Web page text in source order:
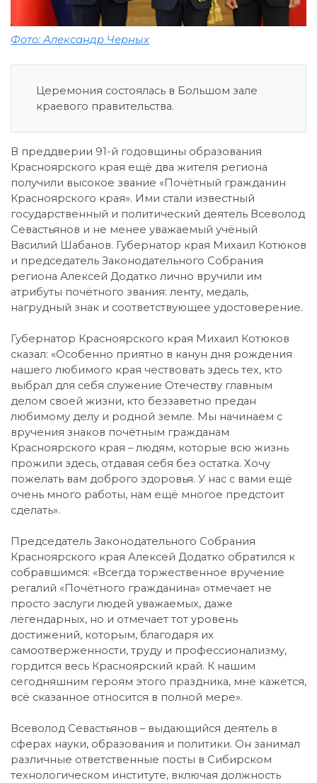
Фото: Александр Черных
Церемония состоялась в Большом зале
краевого правительства.
В преддверии 91-й годовщины образования
Красноярского края ещё два жителя региона
получили высокое звание «Почётный гражданин
Красноярского края». Ими стали известный
государственный и политический деятель Всеволод
Севастьянов и не менее уважаемый учёный
Василий Шабанов. Губернатор края Михаил Котюков
и председатель Законодательного Собрания
региона Алексей Додатко лично вручили им
атрибуты почётного звания: ленту, медаль,
нагрудный знак и соответствующее удостоверение.
Губернатор Красноярского края Михаил Котюков
сказал: «Особенно приятно в канун дня рождения
нашего любимого края чествовать здесь тех, кто
выбрал для себя служение Отечеству главным
делом своей жизни, кто беззаветно предан
любимому делу и родной земле. Мы начинаем с
вручения знаков почётным гражданам
Красноярского края – людям, которые всю жизнь
прожили здесь, отдавая себя без остатка. Хочу
пожелать вам доброго здоровья. У нас с вами ещё
очень много работы, нам ещё многое предстоит
сделать».
Председатель Законодательного Cобрания
Красноярского края Алексей Додатко обратился к
собравшимся: «Всегда торжественное вручение
регалий «Почётного гражданина» отмечает не
просто заслуги людей уважаемых, даже
легендарных, но и отмечает тот уровень
достижений, которым, благодаря их
самоотверженности, труду и профессионализму,
гордится весь Красноярский край. К нашим
сегодняшним героям этого праздника, мне кажется,
всё сказанное относится в полной мере».
Всеволод Севастьянов – выдающийся деятель в
сферах науки, образования и политики. Он занимал
различные ответственные посты в Сибирском
технологическом институте, включая должность